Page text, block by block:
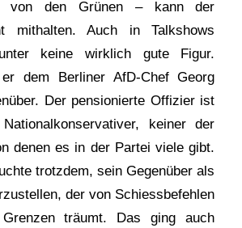
von den Grünen – kann der
mithalten. Auch in Talkshows
keine wirklich gute Figur.
dem Berliner AfD-Chef Georg
Der pensionierte Offizier ist
keiner der
denen es in der Partei viele gibt.
trotzdem, sein Gegenüber als
der von Schiessbefehlen
träumt. Das ging auch